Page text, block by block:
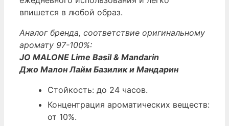
впишется в любой образ.
Аналог бренда, соответствие оригинальному
аромату 97-100%:
JO MALONE Lime Basil & Mandarin
Джо Малон Лайм Базилик и Мандарин
Стойкость: до 24 часов.
Концентрация ароматических веществ:
от 10%.